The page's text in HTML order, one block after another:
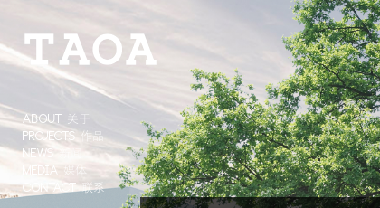
ABOUT 关于
PROJECTS 作品
NEWS
MEDIA 媒体
CONTACT 联系